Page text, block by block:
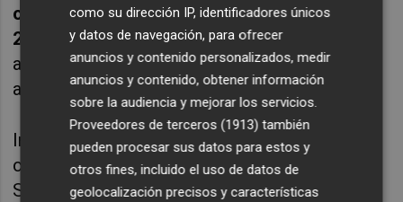
organización ha ayudado a encontrar unas
200 habitaciones alternativas, aunque en
algún caso se ha tenido que recurrir a
alojamientos en localidades como Gandia.
Incluso, dados los enormes problemas de
comunicación que existen aún entre L'Horta
Sud y la capital,el Maratón ha preparado
como su dirección IP, identificadores únicos
y datos de navegación, para ofrecer
anuncios y contenido personalizados, medir
anuncios y contenido, obtener información
sobre la audiencia y mejorar los servicios.
Proveedores de terceros (1913) también
pueden procesar sus datos para estos y
otros fines, incluido el uso de datos de
geolocalización precisos y características